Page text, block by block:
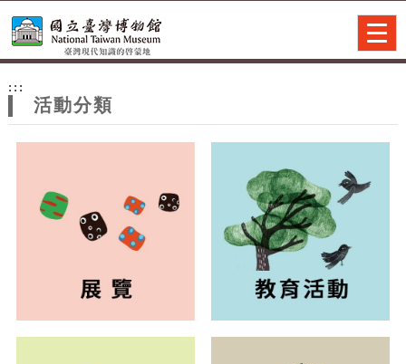
網
站
主
:::
活動分類